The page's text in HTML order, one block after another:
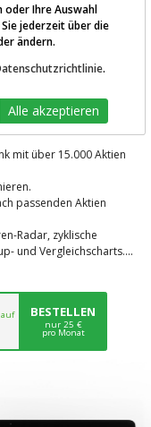
von
mit über 15.000 Aktien
passenden Aktien
Radar, zyklische
und Vergleichscharts....
BESTELLEN
nur 25 €
pro Monat
oder Ihre Auswahl
jederzeit über die
ändern.
.
Alle akzeptieren